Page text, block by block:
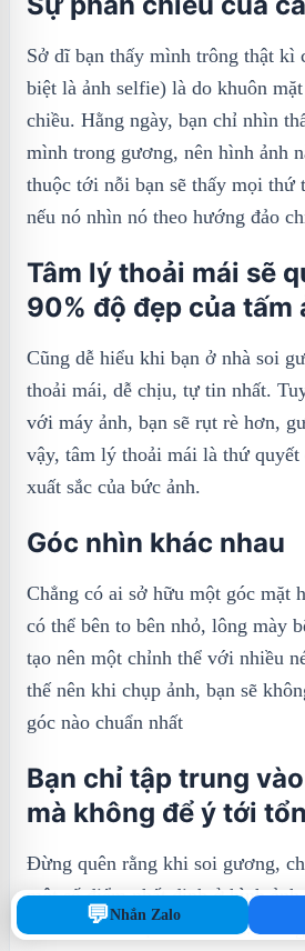
Sở dĩ bạn thấy mình trông thật kì
biệt là ảnh selfie) là do khuôn
chiều. Hằng ngày, bạn chỉ nhìn
mình trong gương, nên hình ảnh
thuộc tới nỗi bạn sẽ thấy mọi thứ
nếu nó nhìn nó theo hướng đảo
Tâm lý thoải mái sẽ
90% độ đẹp của tấm
Cũng dễ hiểu khi bạn ở nhà soi
thoải mái, dễ chịu, tự tin nhất.
với máy ảnh, bạn sẽ rụt rè hơn,
vậy, tâm lý thoải mái là thứ
xuất sắc của bức ảnh.
Góc nhìn khác nhau
Chẳng có ai sở hữu một góc mặt
có thể bên to bên nhỏ, lông mày
tạo nên một chỉnh thể với nhiều
thế nên khi chụp ảnh, bạn sẽ
góc nào chuẩn nhất
Bạn chỉ tập trung
mà không để ý tới
Đừng quên rằng khi soi gương,
một số điểm nhất định ở hình
có thể nhìn dược toàn cảnh.
💬Nhắn Zalo